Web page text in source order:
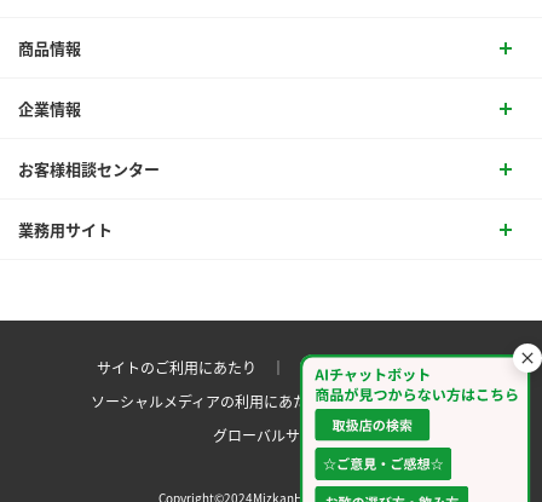
商品情報
企業情報
お客様相談センター
業務用サイト
サイトのご利用にあたり ｜ プライバシーポリシー
ソーシャルメディアの利用にあたりサイトマップ ｜
グローバルサイト
Copyright©2024MizkanHoldingsCo.Ltd.